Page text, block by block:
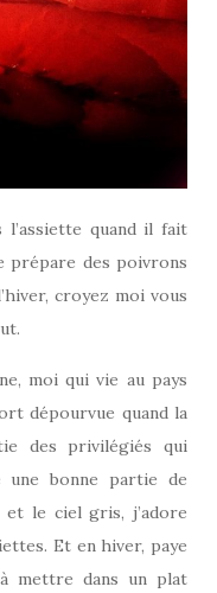
l’assiette quand il fait
prépare des poivrons
croyez moi vous
moi qui vie au pays
dépourvue quand la
des privilégiés qui
une bonne partie de
et le ciel gris, j’adore
Et en hiver, paye
mettre dans un plat